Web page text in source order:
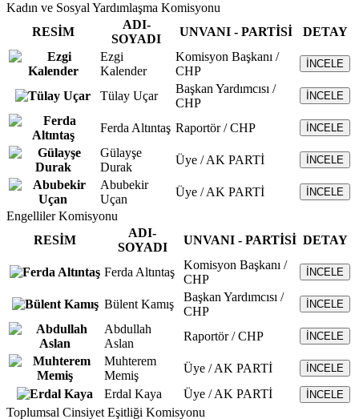
Kadın ve Sosyal Yardımlaşma Komisyonu
RESİM
ADI-
SOYADI
UNVANI - PARTİSİ
DETAY
Ezgi
Kalender
Komisyon Başkanı /
CHP
İNCELE
Tülay Uçar
Başkan Yardımcısı /
CHP
İNCELE
Ferda Altıntaş Raportör / CHP İNCELE
Gülayşe
Durak
Üye / AK PARTİ İNCELE
Abubekir
Uçan
Üye / AK PARTİ İNCELE
Engelliler Komisyonu
RESİM
ADI-
SOYADI
UNVANI - PARTİSİ DETAY
Ferda Altıntaş
Komisyon Başkanı /
CHP
İNCELE
Bülent Kamış
Başkan Yardımcısı /
CHP
İNCELE
Abdullah
Aslan
Raportör / CHP İNCELE
Muhterem
Memiş
Üye / AK PARTİ İNCELE
Erdal Kaya Üye / AK PARTİ İNCELE
Toplumsal Cinsiyet Eşitliği Komisyonu